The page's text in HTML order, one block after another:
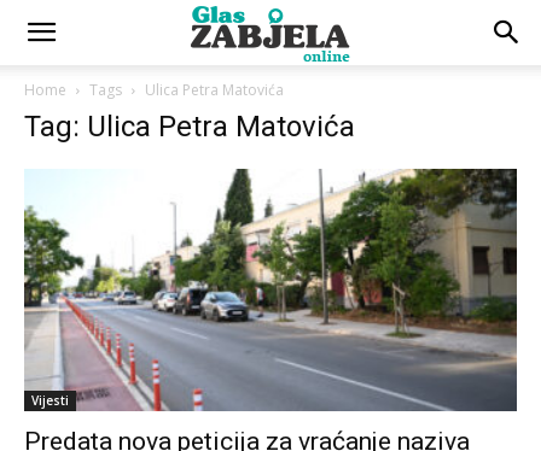
Home Tags Ulica Petra Matovića
Tag: Ulica Petra Matovića
Vijesti
Predata nova peticija za vraćanje naziva